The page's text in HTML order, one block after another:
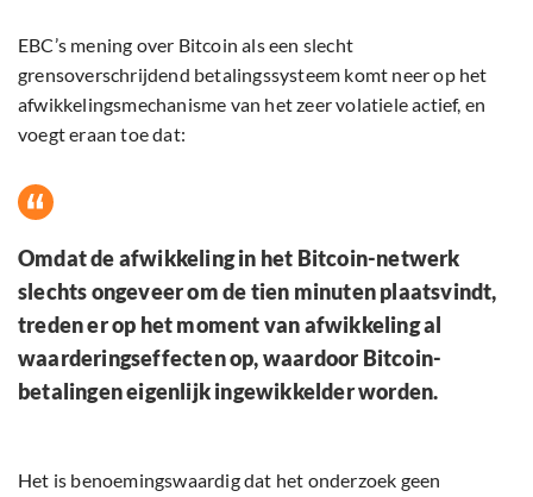
EBC’s mening over Bitcoin als een slecht
grensoverschrijdend betalingssysteem komt neer op het
afwikkelingsmechanisme van het zeer volatiele actief, en
voegt eraan toe dat:
Omdat de afwikkeling in het Bitcoin-netwerk
slechts ongeveer om de tien minuten plaatsvindt,
treden er op het moment van afwikkeling al
waarderingseffecten op, waardoor Bitcoin-
betalingen eigenlijk ingewikkelder worden.
Het is benoemingswaardig dat het onderzoek geen